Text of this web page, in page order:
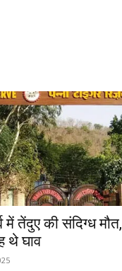
में तेंदुए की संदिग्ध मौत,
थे घाव